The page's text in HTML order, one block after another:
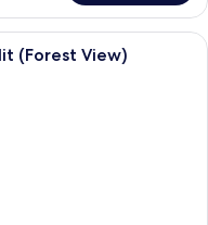
d’hôtel avec un
(Forest View)